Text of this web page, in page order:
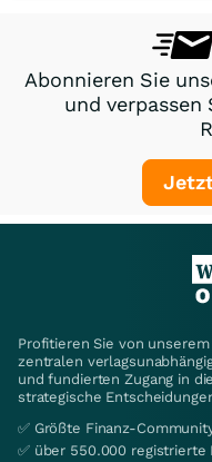
Abonnieren Sie
und verpassen
Profitieren Sie von
zentralen
und fundierten Zugang in
strategische
✅ Größte Finanz-
✅ über 550.000 registrierte